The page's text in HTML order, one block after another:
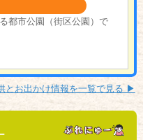
都市公園（街区公園）で
とお出かけ情報を一覧で見る ▶︎